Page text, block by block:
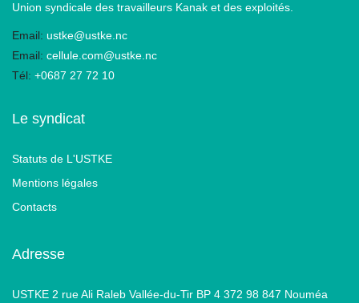
Union syndicale des travailleurs Kanak et des exploités.
Email: ustke@ustke.nc
Email: cellule.com@ustke.nc
Tél: +0687 27 72 10
Le syndicat
Statuts de L'USTKE
Mentions légales
Contacts
Adresse
USTKE 2 rue Ali Raleb Vallée-du-Tir BP 4 372 98 847 Nouméa